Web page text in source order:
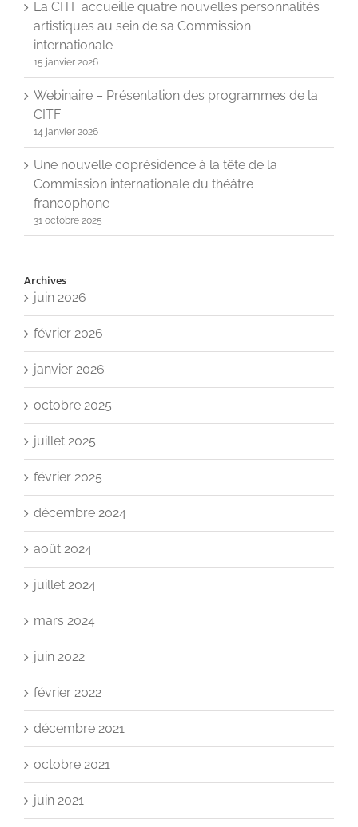
La CITF accueille quatre nouvelles personnalités
artistiques au sein de sa Commission
internationale
15 janvier 2026
Webinaire – Présentation des programmes de la
CITF
14 janvier 2026
Une nouvelle coprésidence à la tête de la
Commission internationale du théâtre
francophone
31 octobre 2025
Archives
juin 2026
février 2026
janvier 2026
octobre 2025
juillet 2025
février 2025
décembre 2024
août 2024
juillet 2024
mars 2024
juin 2022
février 2022
décembre 2021
octobre 2021
juin 2021